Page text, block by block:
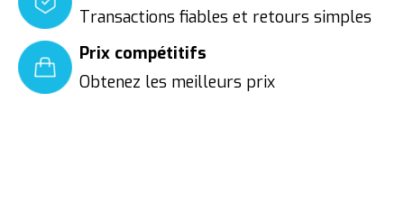
Transactions fiables et retours simples
Prix compétitifs
Obtenez les meilleurs prix